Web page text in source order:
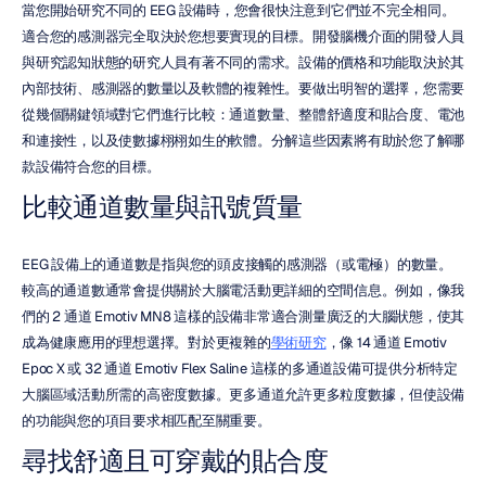
當您開始研究不同的 EEG 設備時，您會很快注意到它們並不完全相同。
適合您的感測器完全取決於您想要實現的目標。開發腦機介面的開發人員
與研究認知狀態的研究人員有著不同的需求。設備的價格和功能取決於其
內部技術、感測器的數量以及軟體的複雜性。要做出明智的選擇，您需要
從幾個關鍵領域對它們進行比較：通道數量、整體舒適度和貼合度、電池
和連接性，以及使數據栩栩如生的軟體。分解這些因素將有助於您了解哪
款設備符合您的目標。
比較通道數量與訊號質量
EEG 設備上的通道數是指與您的頭皮接觸的感測器（或電極）的數量。
較高的通道數通常會提供關於大腦電活動更詳細的空間信息。例如，像我
們的 2 通道 Emotiv MN8 這樣的設備非常適合測量廣泛的大腦狀態，使其
成為健康應用的理想選擇。對於更複雜的學術研究，像 14 通道 Emotiv
Epoc X 或 32 通道 Emotiv Flex Saline 這樣的多通道設備可提供分析特定
大腦區域活動所需的高密度數據。更多通道允許更多粒度數據，但使設備
的功能與您的項目要求相匹配至關重要。
尋找舒適且可穿戴的貼合度